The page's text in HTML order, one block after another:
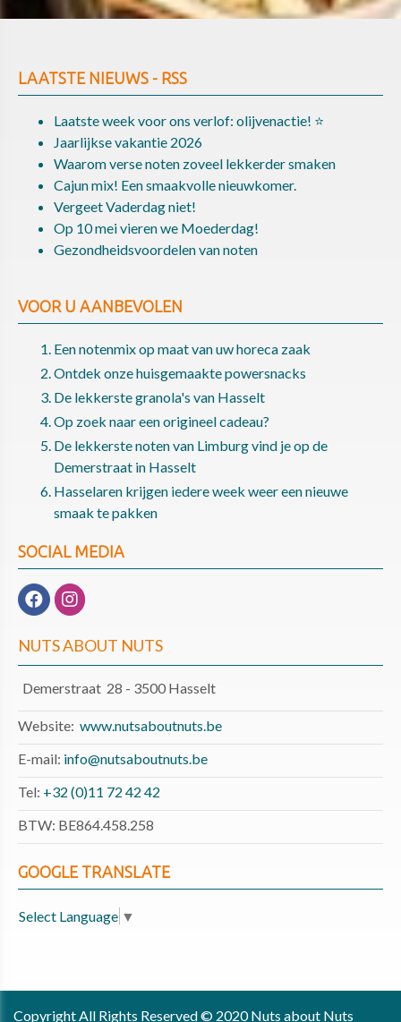
LAATSTE NIEUWS - RSS
Laatste week voor ons verlof: olijvenactie! ⭐
Jaarlijkse vakantie 2026
Waarom verse noten zoveel lekkerder smaken
Cajun mix! Een smaakvolle nieuwkomer.
Vergeet Vaderdag niet!
Op 10 mei vieren we Moederdag!
Gezondheidsvoordelen van noten
VOOR U AANBEVOLEN
Een notenmix op maat van uw horeca zaak
Ontdek onze huisgemaakte powersnacks
De lekkerste granola's van Hasselt
Op zoek naar een origineel cadeau?
De lekkerste noten van Limburg vind je op de
Demerstraat in Hasselt
Hasselaren krijgen iedere week weer een nieuwe
smaak te pakken
SOCIAL MEDIA
NUTS ABOUT NUTS
Demerstraat 28 - 3500 Hasselt
Website: www.nutsaboutnuts.be
E-mail: info@nutsaboutnuts.be
Tel: +32 (0)11 72 42 42
BTW: BE864.458.258
GOOGLE TRANSLATE
Select Language ▼
Copyright All Rights Reserved © 2020 Nuts about Nuts